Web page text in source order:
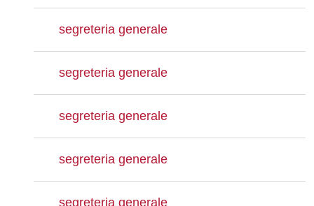
segreteria generale
segreteria generale
segreteria generale
segreteria generale
segreteria generale